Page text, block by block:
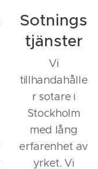
Sotnings
tjänster
Vi
tillhandahålle
r sotare i
Stockholm
med lång
erfarenhet av
yrket. Vi